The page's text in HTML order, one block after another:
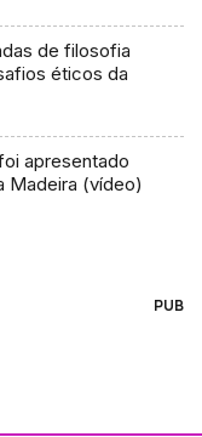
de filosofia
éticos da
apresentado
Madeira (vídeo)
PUB